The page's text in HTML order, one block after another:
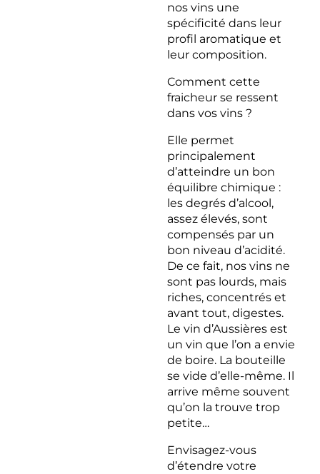
nos vins une
spécificité dans leur
profil aromatique et
leur composition.
Comment cette
fraicheur se ressent
dans vos vins ?
Elle permet
principalement
d’atteindre un bon
équilibre chimique :
les degrés d’alcool,
assez élevés, sont
compensés par un
bon niveau d’acidité.
De ce fait, nos vins ne
sont pas lourds, mais
riches, concentrés et
avant tout, digestes.
Le vin d’Aussières est
un vin que l’on a envie
de boire. La bouteille
se vide d’elle-même. Il
arrive même souvent
qu’on la trouve trop
petite…
Envisagez-vous
d’étendre votre